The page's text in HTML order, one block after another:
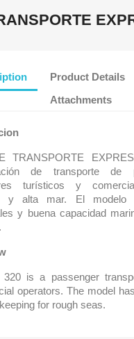
Product Details
Attachments
TRANSPORTE
de transporte de
turísticos y
y alta mar. El modelo
y buena capacidad
320 is a passenger
operators. The model
for rough seas.